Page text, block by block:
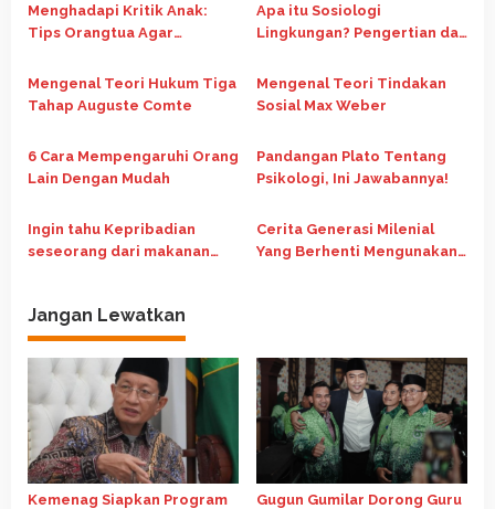
i
p
o
s
Menghadapi Kritik Anak:
Tips Orangtua Agar
Apa itu Sosiologi
Lingkungan? Pengertian dan
Mengenal Teori Hukum Tiga
Tahap Auguste Comte
Mengenal Teori Tindakan
Sosial Max Weber
6 Cara Mempengaruhi Orang
Lain Dengan Mudah
Pandangan Plato Tentang
Psikologi, Ini Jawabannya!
Ingin tahu Kepribadian
seseorang dari makanan
Cerita Generasi Milenial
Yang Berhenti Mengunakan
Jangan Lewatkan
Kemenag Siapkan Program
Gugun Gumilar Dorong Guru